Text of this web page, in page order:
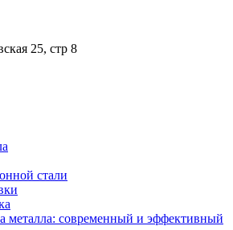
25, стр 8
стали
металла: современный и эффективный